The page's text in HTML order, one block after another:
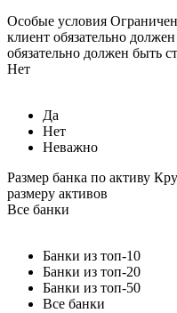
Особые условия
клиент обязательно
обязательно должен быть
Нет
Да
Нет
Неважно
Размер банка по активу
размеру активов
Все банки
Банки из топ-10
Банки из топ-20
Банки из топ-50
Все банки